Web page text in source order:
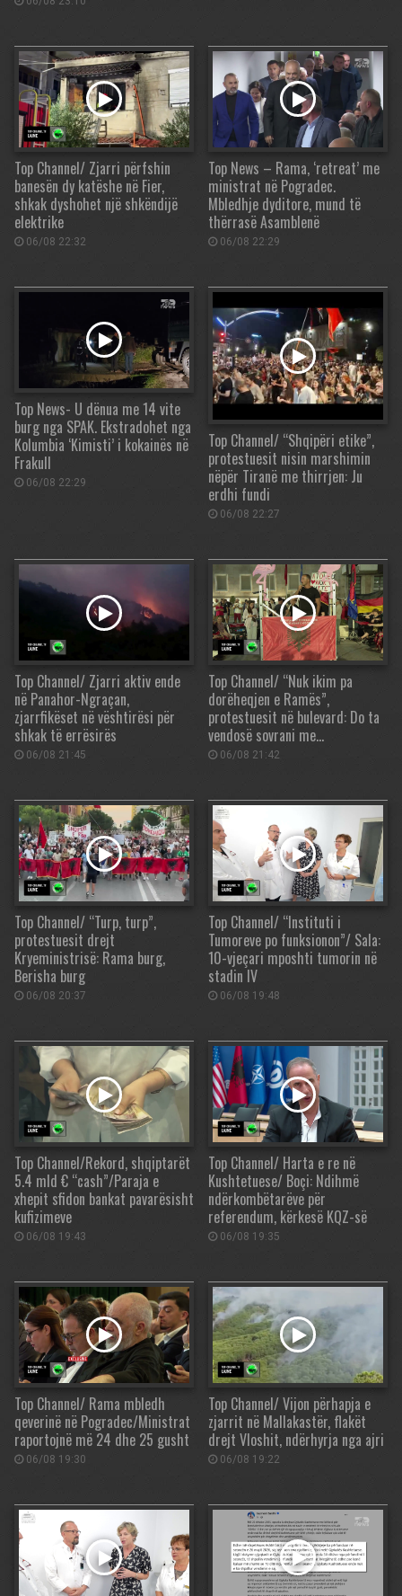
Top Channel/ Zjarri përfshin
banesën dy katëshe në Fier,
shkak dyshohet një shkëndijë
elektrike
06/08 22:32
Top News – Rama, ‘retreat’ me
ministrat në Pogradec.
Mbledhje dyditore, mund të
thërrasë Asamblenë
06/08 22:29
Top News- U dënua me 14 vite
burg nga SPAK. Ekstradohet nga
Kolumbia ‘Kimisti’ i kokainës në
Frakull
06/08 22:29
Top Channel/ “Shqipëri etike”,
protestuesit nisin marshimin
nëpër Tiranë me thirrjen: Ju
erdhi fundi
06/08 22:27
Top Channel/ Zjarri aktiv ende
në Panahor-Ngraçan,
zjarrfikëset në vështirësi për
shkak të errësirës
06/08 21:45
Top Channel/ “Nuk ikim pa
dorëheqjen e Ramës”,
protestuesit në bulevard: Do ta
vendosë sovrani me…
06/08 21:42
Top Channel/ “Turp, turp”,
protestuesit drejt
Kryeministrisë: Rama burg,
Berisha burg
06/08 20:37
Top Channel/ “Instituti i
Tumoreve po funksionon”/ Sala:
10-vjeçari mposhti tumorin në
stadin IV
06/08 19:48
Top Channel/Rekord, shqiptarët
5.4 mld € “cash”/Paraja e
xhepit sfidon bankat pavarësisht
kufizimeve
06/08 19:43
Top Channel/ Harta e re në
Kushtetuese/ Boçi: Ndihmë
ndërkombëtarëve për
referendum, kërkesë KQZ-së
06/08 19:35
Top Channel/ Rama mbledh
qeverinë në Pogradec/Ministrat
raportojnë më 24 dhe 25 gusht
06/08 19:30
Top Channel/ Vijon përhapja e
zjarrit në Mallakastër, flakët
drejt Vloshit, ndërhyrja nga ajri
06/08 19:22